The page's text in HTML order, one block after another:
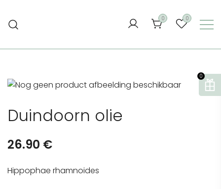
naar
0 0
Duindoorn olie
26.90 €
Hippophae rhamnoides
0